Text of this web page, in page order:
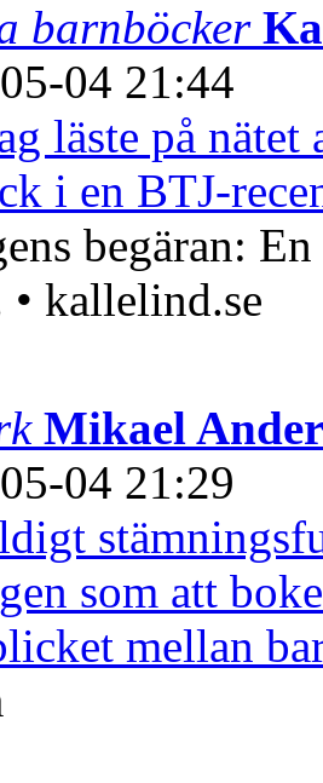
barnböcker
04 21:44
läste på nätet
i en BTJ-
begäran:
• kallelind.se
Mikael
04 21:29
som att
mellan